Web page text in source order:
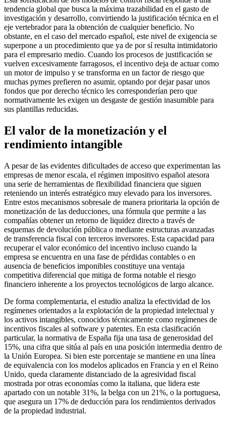
tendencia global que busca la máxima trazabilidad en el gasto de
investigación y desarrollo, convirtiendo la justificación técnica en el
eje vertebrador para la obtención de cualquier beneficio. No
obstante, en el caso del mercado español, este nivel de exigencia se
superpone a un procedimiento que ya de por sí resulta intimidatorio
para el empresario medio. Cuando los procesos de justificación se
vuelven excesivamente farragosos, el incentivo deja de actuar como
un motor de impulso y se transforma en un factor de riesgo que
muchas pymes prefieren no asumir, optando por dejar pasar unos
fondos que por derecho técnico les corresponderían pero que
normativamente les exigen un desgaste de gestión inasumible para
sus plantillas reducidas.
El valor de la monetización y el
rendimiento intangible
A pesar de las evidentes dificultades de acceso que experimentan las
empresas de menor escala, el régimen impositivo español atesora
una serie de herramientas de flexibilidad financiera que siguen
reteniendo un interés estratégico muy elevado para los inversores.
Entre estos mecanismos sobresale de manera prioritaria la opción de
monetización de las deducciones, una fórmula que permite a las
compañías obtener un retorno de liquidez directo a través de
esquemas de devolución pública o mediante estructuras avanzadas
de transferencia fiscal con terceros inversores. Esta capacidad para
recuperar el valor económico del incentivo incluso cuando la
empresa se encuentra en una fase de pérdidas contables o en
ausencia de beneficios imponibles constituye una ventaja
competitiva diferencial que mitiga de forma notable el riesgo
financiero inherente a los proyectos tecnológicos de largo alcance.
De forma complementaria, el estudio analiza la efectividad de los
regímenes orientados a la explotación de la propiedad intelectual y
los activos intangibles, conocidos técnicamente como regímenes de
incentivos fiscales al software y patentes. En esta clasificación
particular, la normativa de España fija una tasa de generosidad del
15%, una cifra que sitúa al país en una posición intermedia dentro de
la Unión Europea. Si bien este porcentaje se mantiene en una línea
de equivalencia con los modelos aplicados en Francia y en el Reino
Unido, queda claramente distanciado de la agresividad fiscal
mostrada por otras economías como la italiana, que lidera este
apartado con un notable 31%, la belga con un 21%, o la portuguesa,
que asegura un 17% de deducción para los rendimientos derivados
de la propiedad industrial.